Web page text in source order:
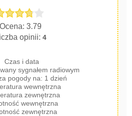
Ocena: 3.79
opinii:4
Czas i data
sygnałem radiowym
pogody na: 1 dzień
wewnętrzna
zewnętrzna
wewnętrzna
zewnętrzna